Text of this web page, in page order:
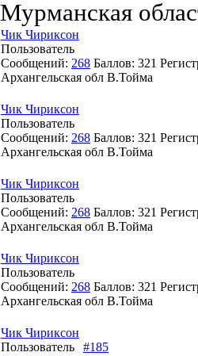
Мурманская
Чик Чириксон
Пользователь
Сообщений: 268 Баллов: 321
Архангельская обл В.Тойма
Чик Чириксон
Пользователь
Сообщений: 268 Баллов: 321
Архангельская обл В.Тойма
Чик Чириксон
Пользователь
Сообщений: 268 Баллов: 321
Архангельская обл В.Тойма
Чик Чириксон
Пользователь
Сообщений: 268 Баллов: 321
Архангельская обл В.Тойма
Чик Чириксон
Пользователь
#185